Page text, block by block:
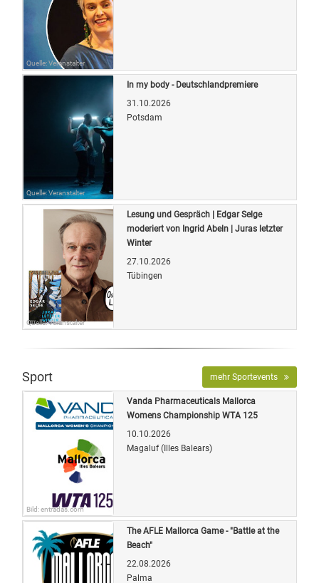
Quelle: Veranstalter
Quelle: Veranstalter
In my body - Deutschlandpremiere
31.10.2026
Potsdam
Quelle: Veranstalter
Lesung und Gespräch | Edgar Selge
moderiert von Ingrid Abeln | Juras letzter
Winter
27.10.2026
Tübingen
Sport mehr Sportevents
Bild: entradas.com
Vanda Pharmaceuticals Mallorca
Womens Championship WTA 125
10.10.2026
Magaluf (Illes Balears)
The AFLE Mallorca Game - "Battle at the
Beach"
22.08.2026
Palma